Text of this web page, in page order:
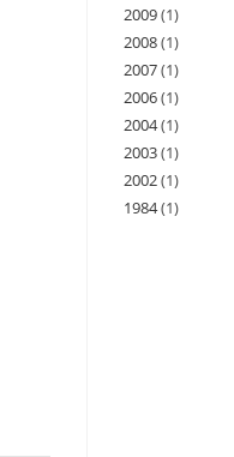
2009(1)
2008(1)
2007(1)
2006(1)
2004(1)
2003(1)
2002(1)
1984(1)